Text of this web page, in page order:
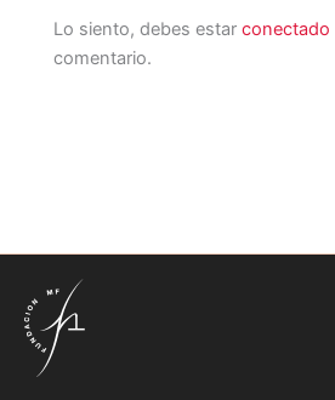
Lo siento, debes estarconectado
comentario.